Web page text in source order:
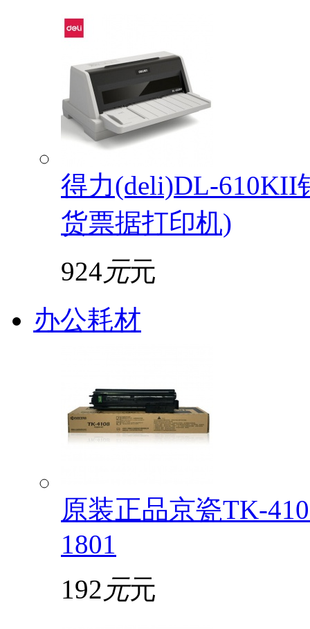
得力(deli)DL-610KII
货票据打印机)
924元元
办公耗材
原装正品京瓷TK-
1801
192 元元